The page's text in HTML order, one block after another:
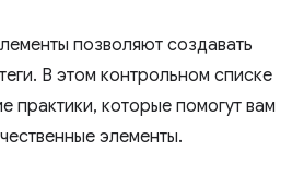
позволяют создавать
В этом контрольном списке
практики, которые помогут вам
элементы.